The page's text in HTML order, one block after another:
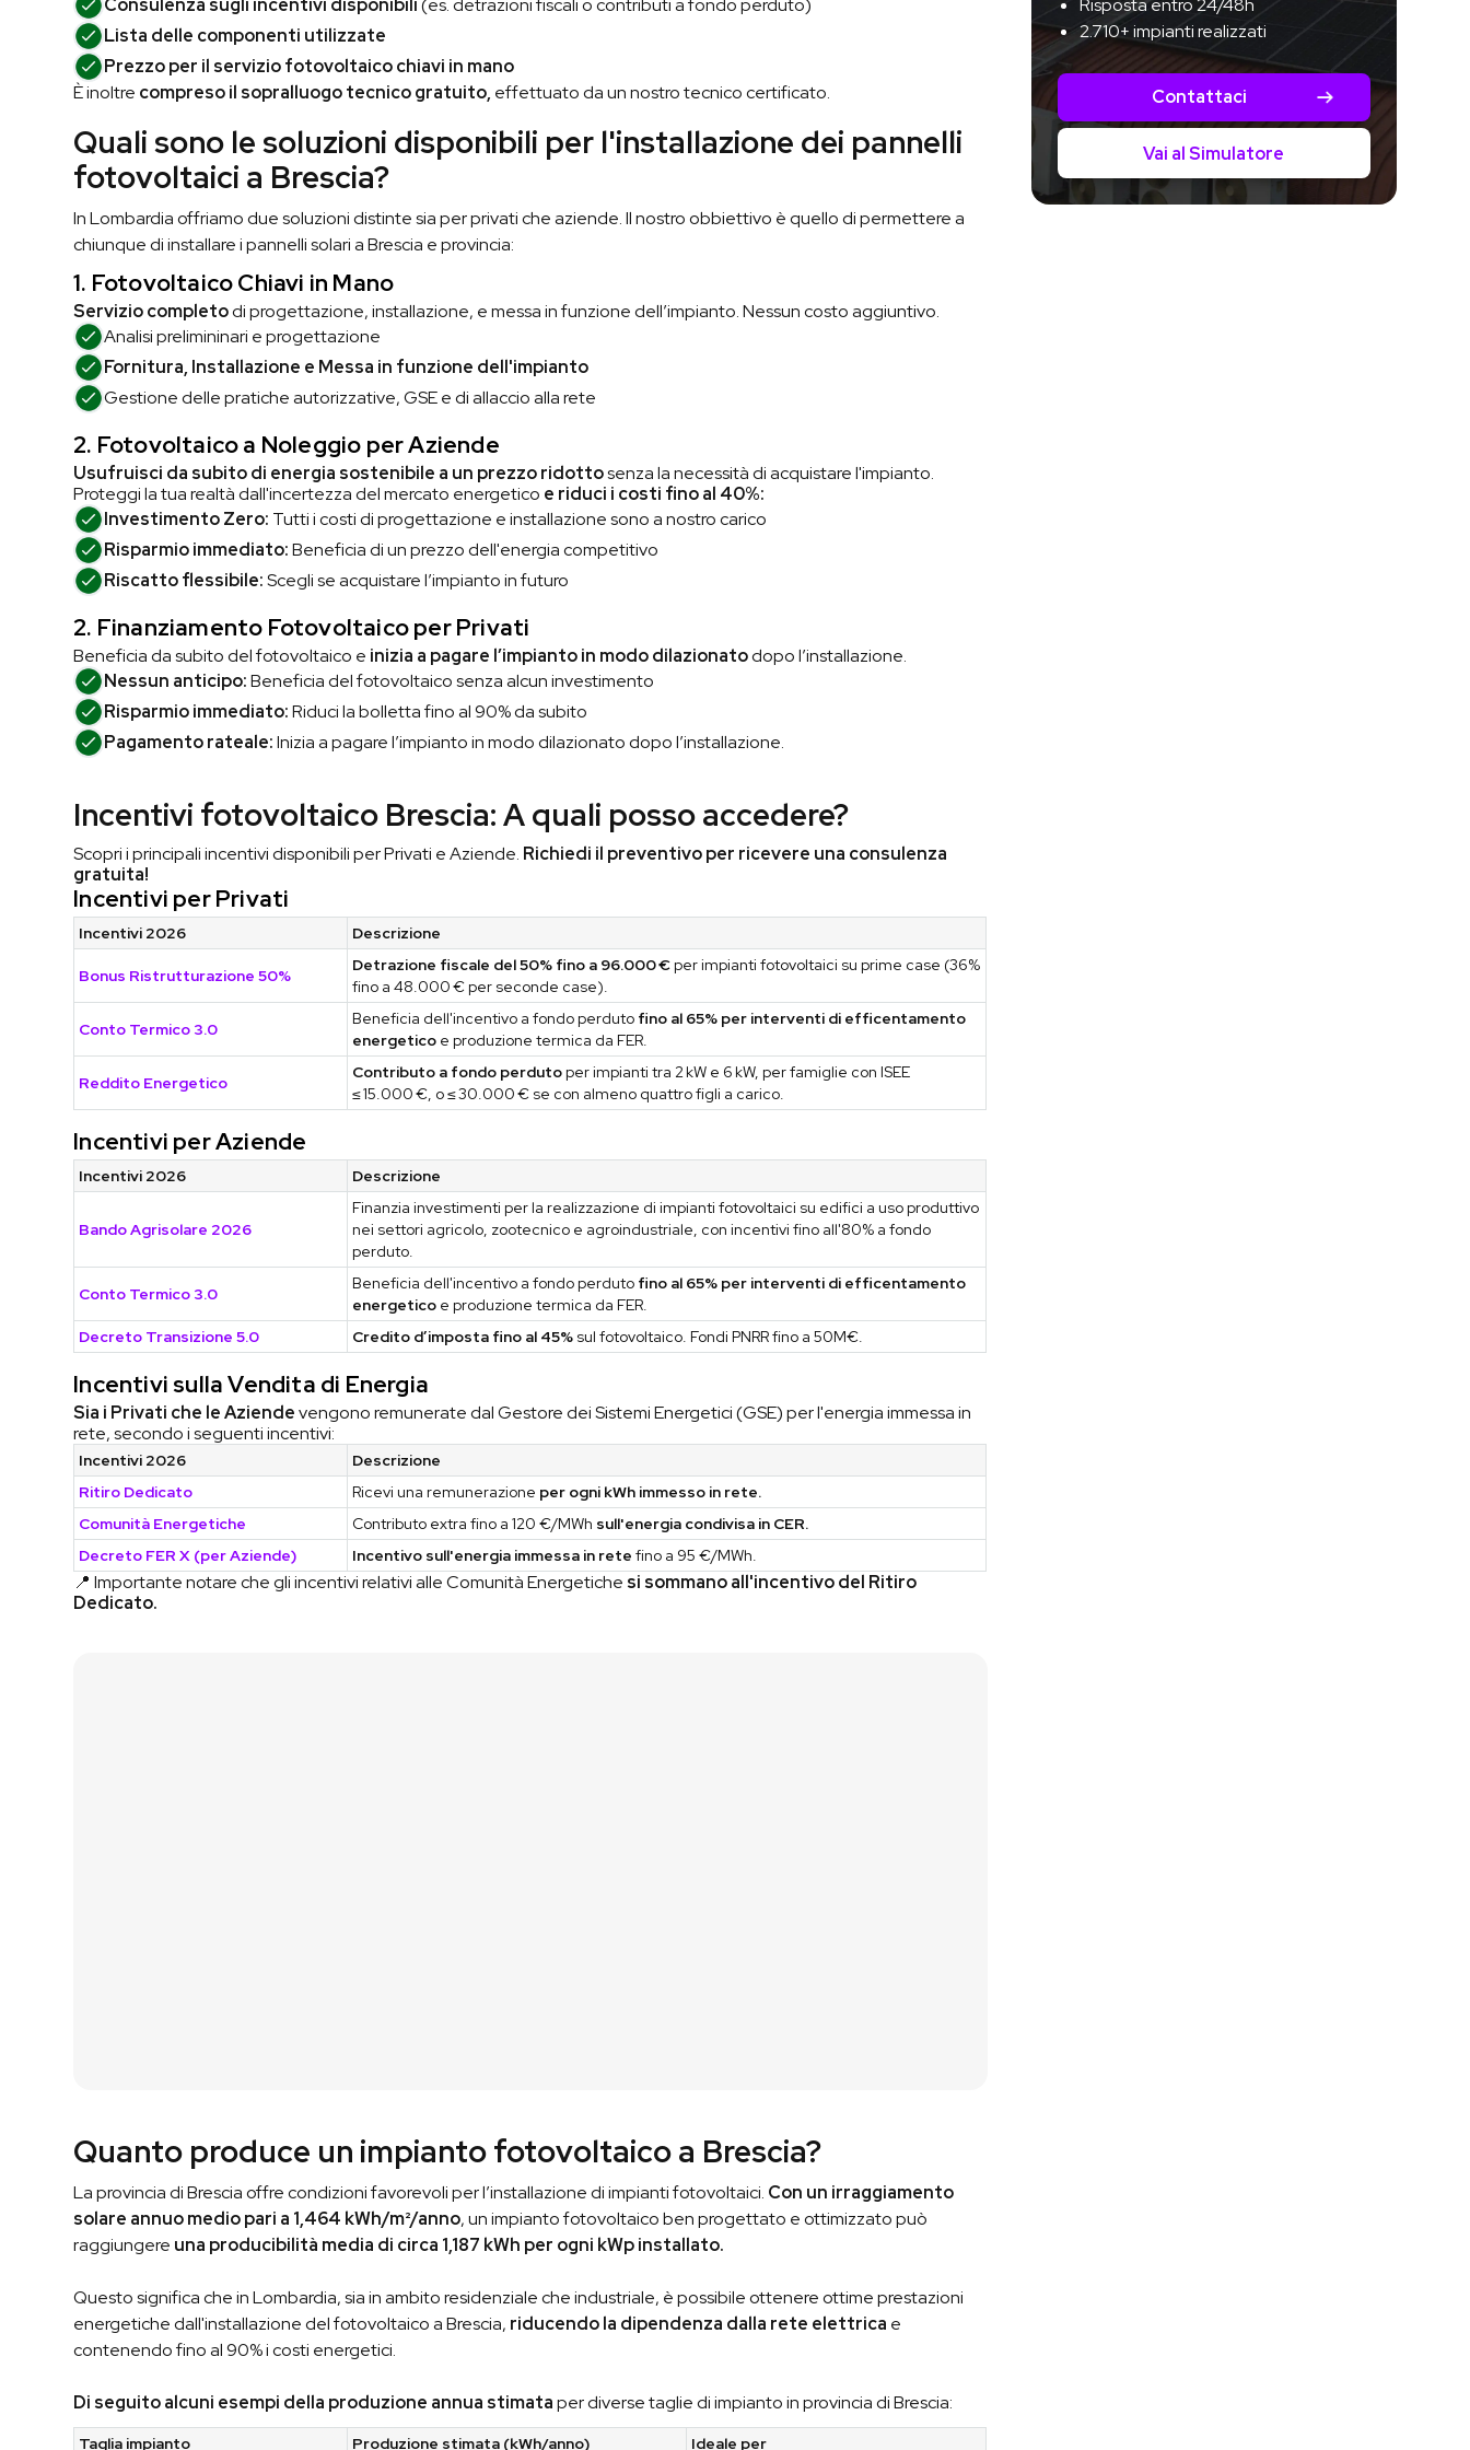
Consulenza sugli incentivi disponibili(es. detrazioni fiscali o contributi a fondo perduto)
Lista delle componenti utilizzate
Prezzo per il servizio fotovoltaico chiavi in mano
È inoltre compreso il sopralluogo tecnico gratuito, effettuato da un nostro tecnico certificato.
Quali sono le soluzioni disponibili per l'installazione dei pannelli
fotovoltaici a Brescia?
In Lombardia offriamo due soluzioni distinte sia per privati che aziende. Il nostro obbiettivo è quello di permettere a
chiunque di installare i pannelli solari a Brescia e provincia:
1. Fotovoltaico Chiavi in Mano
Servizio completodi progettazione, installazione, e messa in funzione dell’impianto. Nessun costo aggiuntivo.
Analisi prelimininari eprogettazione
Fornitura, Installazione e Messa in funzione dell'impianto
Gestione delle pratiche autorizzative, GSE e di allaccio alla rete
2. Fotovoltaico a Noleggio per Aziende
Usufruisci da subito di energia sostenibile a un prezzo ridottosenza la necessità di acquistare l'impianto.
Proteggi la tua realtà dall'incertezza del mercato energetico e riduci i costi fino al 40%:
Investimento Zero: Tutti i costi di progettazione e installazione sono a nostro carico
Risparmio immediato:Beneficia di un prezzo dell'energia competitivo
Riscatto flessibile:Scegli se acquistare l’impianto in futuro
2. Finanziamento Fotovoltaicoper Privati
Beneficia da subito del fotovoltaico e inizia a pagare l’impianto in modo dilazionatodopo l’installazione.
Nessun anticipo:Beneficia del fotovoltaico senza alcun investimento
Risparmio immediato:Riduci la bolletta fino al 90% da subito
Pagamento rateale:Inizia a pagare l’impianto in modo dilazionato dopo l’installazione.
Incentivi fotovoltaico Brescia: A quali posso accedere?
Scopri i principali incentivi disponibili per Privati e Aziende. Richiedi il preventivo per ricevere una consulenza
gratuita!
Incentivi per Privati
Incentivi 2026 Descrizione
Bonus Ristrutturazione 50%
Detrazione fiscale del 50% fino a 96.000 € per impianti fotovoltaici su prime case (36%
fino a 48.000 € per seconde case).
Conto Termico 3.0
Beneficia dell'incentivo a fondo perduto fino al 65% per interventi di efficentamento
energetico e produzione termica da FER.
Reddito Energetico
Contributo a fondo perduto per impianti tra 2 kW e 6 kW, per famiglie con ISEE
≤ 15.000 €, o ≤ 30.000 € se con almeno quattro figli a carico.
Incentivi per Aziende
Incentivi 2026 Descrizione
Bando Agrisolare 2026
Finanzia investimenti per la realizzazione di impianti fotovoltaici su edifici a uso produttivo
nei settori agricolo, zootecnico e agroindustriale, con incentivi fino all'80% a fondo
perduto.
Conto Termico 3.0
Beneficia dell'incentivo a fondo perduto fino al 65% per interventi di efficentamento
energetico e produzione termica da FER.
Decreto Transizione 5.0
Credito d’imposta fino al 45% sul fotovoltaico. Fondi PNRR fino a 50M€.
Incentivi sulla Vendita di Energia
Sia i Privati che le Aziendevengono remunerate dal Gestore dei Sistemi Energetici (GSE) per l'energia immessa in
rete, secondo i seguenti incentivi:
Incentivi 2026
Descrizione
Ritiro Dedicato
Ricevi una remunerazione per ogni kWh immesso in rete.
Comunità Energetiche
Contributo extra fino a 120 €/MWh sull'energia condivisa in CER.
Decreto FER X (per Aziende)
Incentivo sull'energia immessa in rete fino a 95 €/MWh.
📍 Importante notare che gli incentivi relativi alle Comunità Energetiche si sommano all'incentivo del Ritiro
Dedicato.
Quanto produce un impianto fotovoltaico a Brescia?
La provincia di Brescia offre condizioni favorevoli per l’installazione di impianti fotovoltaici. Con un irraggiamento
solare annuo medio pari a 1,464 kWh/m²/anno, un impianto fotovoltaico ben progettato e ottimizzato può
raggiungere una producibilità media di circa 1,187 kWh per ogni kWp installato.
Questo significa che in Lombardia, sia in ambito residenziale che industriale, è possibile ottenere ottime prestazioni
energetiche dall'installazione del fotovoltaico a Brescia, riducendo la dipendenza dalla rete elettrica e
contenendo fino al 90% i costi energetici.
Di seguito alcuni esempi della produzione annua stimataper diverse taglie di impianto in provincia di Brescia:
Taglia impianto Produzione stimata (kWh/anno) Ideale per
Risposta entro 24/48h
2.710+ impianti realizzati
Contattaci
Vai al Simulatore